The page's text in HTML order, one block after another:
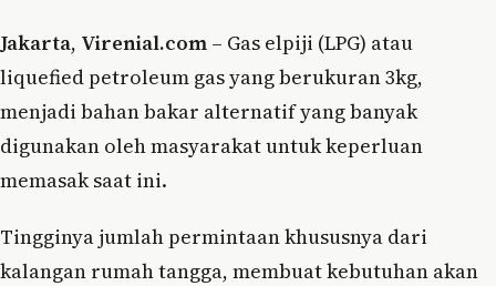
Jakarta, Virenial.com – Gas elpiji (LPG) atau
liquefied petroleum gas yang berukuran 3kg,
menjadi bahan bakar alternatif yang banyak
digunakan oleh masyarakat untuk keperluan
memasak saat ini.
Tingginya jumlah permintaan khususnya dari
kalangan rumah tangga, membuat kebutuhan akan